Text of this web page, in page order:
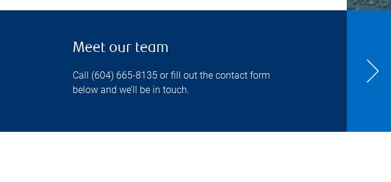
Meet our team
Call (604) 665-8135 or fill out the contact form
below and we’ll be in touch.